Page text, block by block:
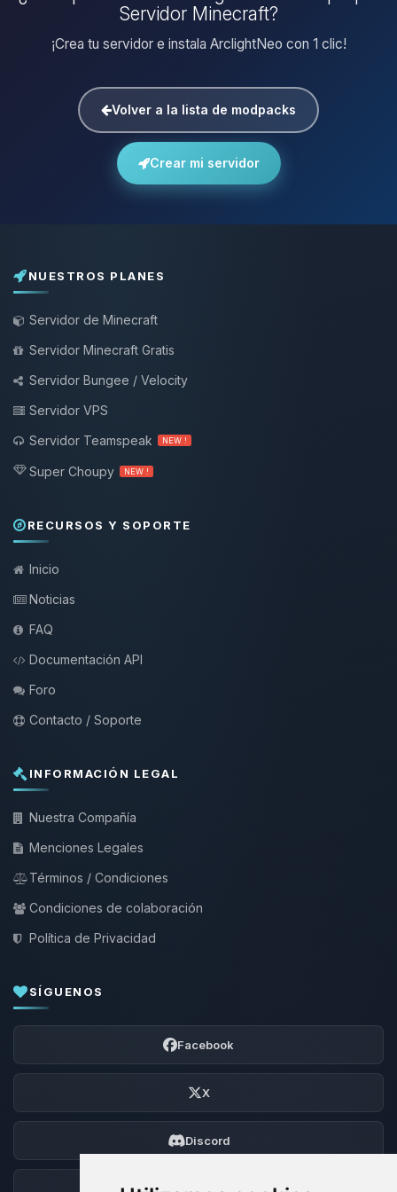
Servidor Minecraft?
¡Crea tu servidor e instala ArclightNeo con 1 clic!
Volver a la lista de modpacks
Crear mi servidor
NUESTROS PLANES
Servidor de Minecraft
Servidor Minecraft Gratis
Servidor Bungee / Velocity
Servidor VPS
Servidor Teamspeak
NEW !
Super Choupy NEW !
RECURSOS Y SOPORTE
Inicio
Noticias
FAQ
Documentación API
Foro
Contacto / Soporte
INFORMACIÓN LEGAL
Nuestra Compañía
Menciones Legales
Términos / Condiciones
Condiciones de colaboración
Política de Privacidad
SÍGUENOS
Facebook
X
Discord
Foro